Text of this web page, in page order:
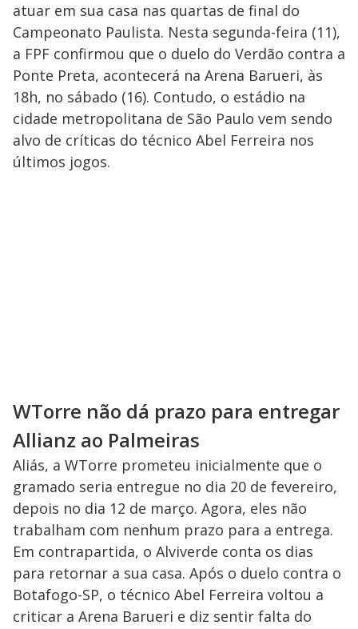
atuar em sua casa nas quartas de final do
Campeonato Paulista. Nesta segunda-feira (11),
a FPF confirmou que o duelo do Verdão contra a
Ponte Preta, acontecerá na Arena Barueri, às
18h, no sábado (16). Contudo, o estádio na
cidade metropolitana de São Paulo vem sendo
alvo de críticas do técnico Abel Ferreira nos
últimos jogos.
WTorre não dá prazo para entregar
Allianz ao Palmeiras
Aliás, a WTorre prometeu inicialmente que o
gramado seria entregue no dia 20 de fevereiro,
depois no dia 12 de março. Agora, eles não
trabalham com nenhum prazo para a entrega.
Em contrapartida, o Alviverde conta os dias
para retornar a sua casa. Após o duelo contra o
Botafogo-SP, o técnico Abel Ferreira voltou a
criticar a Arena Barueri e diz sentir falta do